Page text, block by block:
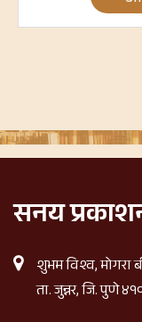
सनय
शुभम विश्व, मोगरा
ता. जुन्नर, जि. पुणे